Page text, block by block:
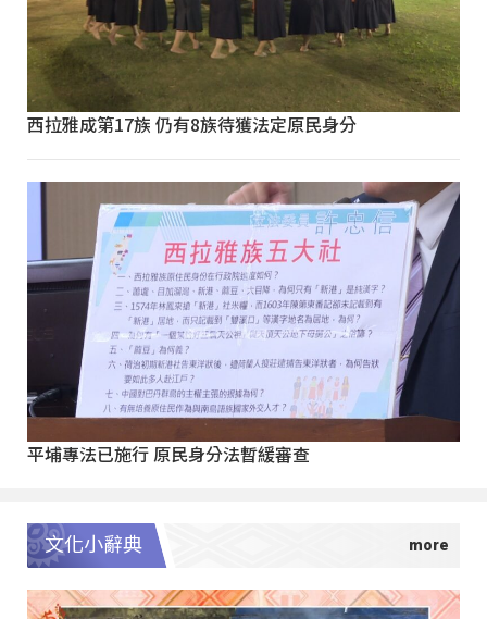
西拉雅成第17族 仍有8族待獲法定原民身分
平埔專法已施行 原民身分法暫緩審查
文化小辭典